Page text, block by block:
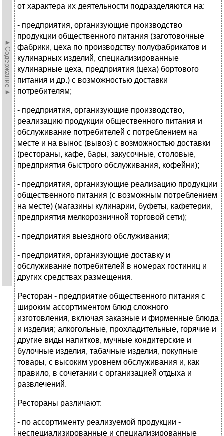
►Содержание►
от характера их деятельности подразделяются на:
- предприятия, организующие производство
продукции общественного питания (заготовочные
фабрики, цеха по производству полуфабрикатов и
кулинарных изделий, специализированные
кулинарные цеха, предприятия (цеха) бортового
питания и др.) с возможностью доставки
потребителям;
- предприятия, организующие производство,
реализацию продукции общественного питания и
обслуживание потребителей с потреблением на
месте и на вынос (вывоз) с возможностью доставки
(рестораны, кафе, бары, закусочные, столовые,
предприятия быстрого обслуживания, кофейни);
- предприятия, организующие реализацию продукции
общественного питания (с возможным потреблением
на месте) (магазины кулинарии, буфеты, кафетерии,
предприятия мелкорозничной торговой сети);
- предприятия выездного обслуживания;
- предприятия, организующие доставку и
обслуживание потребителей в номерах гостиниц и
других средствах размещения.
Ресторан - предприятие общественного питания с
широким ассортиментом блюд сложного
изготовления, включая заказные и фирменные блюда
и изделия; алкогольные, прохладительные, горячие и
другие виды напитков, мучные кондитерские и
булочные изделия, табачные изделия, покупные
товары, с высоким уровнем обслуживания и, как
правило, в сочетании с организацией отдыха и
развлечений.
Рестораны различают:
- по ассортименту реализуемой продукции -
неспециализированные и специализированные